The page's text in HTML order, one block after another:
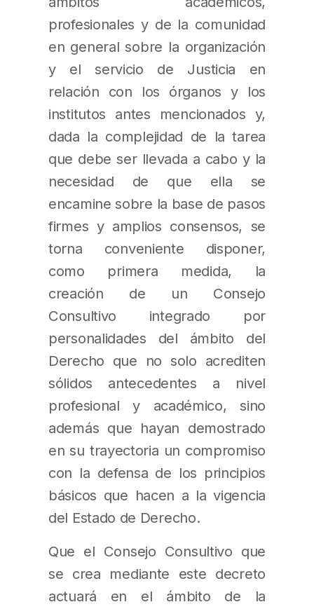
profesionales y de la comunidad
en general sobre la organización
y el servicio de Justicia en
relación con los órganos y los
institutos antes mencionados y,
dada la complejidad de la tarea
que debe ser llevada a cabo y la
necesidad de que ella se
encamine sobre la base de pasos
firmes y amplios consensos, se
torna conveniente disponer,
como primera medida, la
creación de un Consejo
Consultivo integrado por
personalidades del ámbito del
Derecho que no solo acrediten
sólidos antecedentes a nivel
profesional y académico, sino
además que hayan demostrado
en su trayectoria un compromiso
con la defensa de los principios
básicos que hacen a la vigencia
del Estado de Derecho.
Que el Consejo Consultivo que
se crea mediante este decreto
actuará en el ámbito de la